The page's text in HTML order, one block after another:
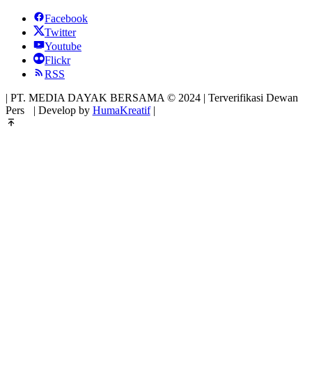
Facebook
Twitter
Youtube
Flickr
RSS
| PT. MEDIA DAYAK BERSAMA © 2024 | Terverifikasi Dewan
Pers
| Develop by HumaKreatif|